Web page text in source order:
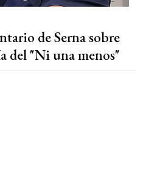
de Serna sobre
del "Ni una menos"